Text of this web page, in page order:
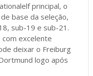
principal, o
base da seleção,
sub-19 e sub-21.
excelente
deixar o Freiburg
logo após